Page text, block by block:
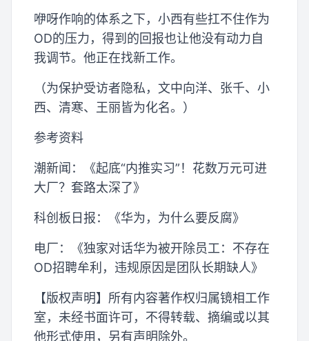
咿呀作响的体系之下，小西有些扛不住作为
OD的压力，得到的回报也让他没有动力自
我调节。他正在找新工作。
（为保护受访者隐私，文中向洋、张千、小
西、清寒、王丽皆为化名。）
参考资料
潮新闻：《起底“内推实习”！花数万元可进
大厂？套路太深了》
科创板日报：《华为，为什么要反腐》
电厂：《独家对话华为被开除员工：不存在
OD招聘牟利，违规原因是团队长期缺人》
【版权声明】所有内容著作权归属镜相工作
室，未经书面许可，不得转载、摘编或以其
他形式使用，另有声明除外。